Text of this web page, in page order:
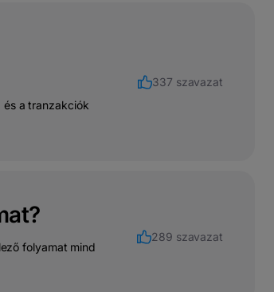
és a tranzakciók
337 szavazat
folyamat mind
289 szavazat